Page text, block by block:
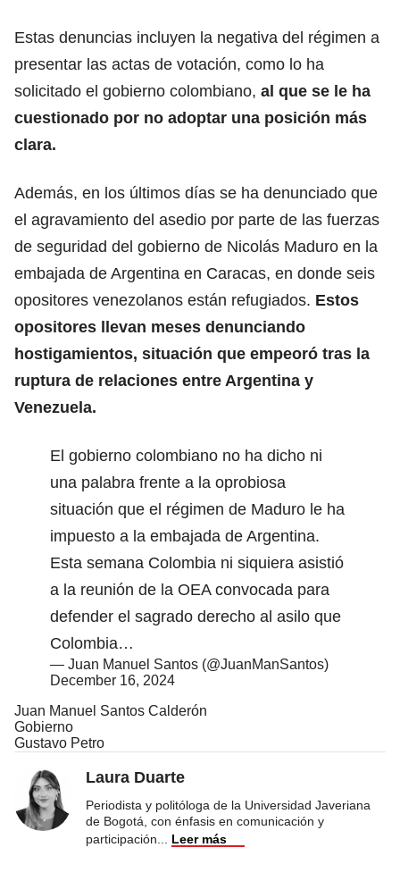
Estas denuncias incluyen la negativa del régimen a
presentar las actas de votación, como lo ha
solicitado el gobierno colombiano, al que se le ha
cuestionado por no adoptar una posición más
clara.
Además, en los últimos días se ha denunciado que
el agravamiento del asedio por parte de las fuerzas
de seguridad del gobierno de Nicolás Maduro en la
embajada de Argentina en Caracas, en donde seis
opositores venezolanos están refugiados. Estos
opositores llevan meses denunciando
hostigamientos, situación que empeoró tras la
ruptura de relaciones entre Argentina y
Venezuela.
El gobierno colombiano no ha dicho ni
una palabra frente a la oprobiosa
situación que el régimen de Maduro le ha
impuesto a la embajada de Argentina.
Esta semana Colombia ni siquiera asistió
a la reunión de la OEA convocada para
defender el sagrado derecho al asilo que
Colombia…
— Juan Manuel Santos (@JuanManSantos)
December 16, 2024
Juan Manuel Santos Calderón
Gobierno
Gustavo Petro
Laura Duarte
Periodista y politóloga de la Universidad Javeriana
de Bogotá, con énfasis en comunicación y
participación
Leer más